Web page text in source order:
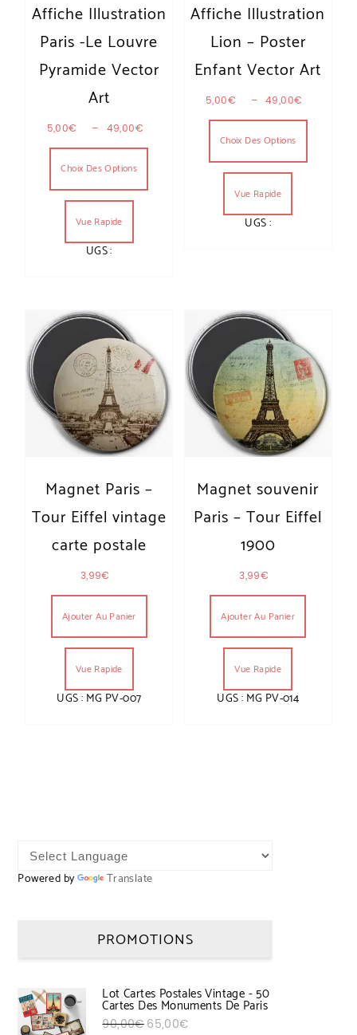
Affiche Illustration
Paris -Le Louvre
Pyramide Vector
Art
5,00€ – 49,00€
Choix Des Options
Ce produit a plusieurs variations. Les
Vue Rapide
UGS :
Affiche Illustration
Lion – Poster
Enfant Vector Art
5,00€ – 49,00€
Choix Des Options
Ce
Vue Rapide
UGS :
Magnet Paris –
Tour Eiffel vintage
carte postale
3,99€
Ajouter Au Panier
Vue Rapide
UGS : MG PV-007
Magnet souvenir
Paris – Tour Eiffel
1900
3,99€
Ajouter Au Panier
Vue Rapide
UGS : MG PV-014
Powered by Translate
PROMOTIONS
Lot Cartes Postales Vintage - 50
Cartes Des Monuments De Paris
90,00€Le prix initial était : 90,00€.
65,00€Le prix actuel est : 65,00€.